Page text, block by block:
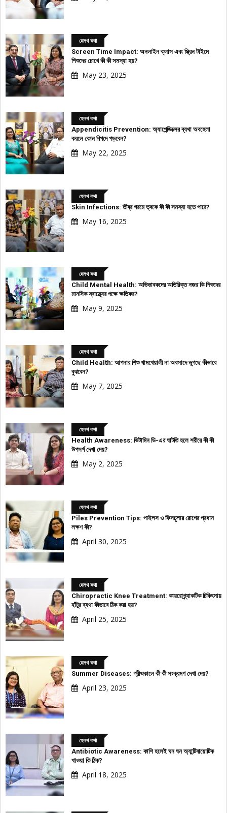
হেলথ কথা
Screen Time Impact: অনলাইন ক্লাস এবং স্ক্রিন টাইমে
শিশুদের চোখে কী কী সমস্যা হয়?
May 23, 2025
হেলথ কথা
Appendicitis Prevention: অ্যাপেন্ডিক্সের ব্যথা অবহেলা
করলে কোন বিপদে পড়বেন?
May 22, 2025
হেলথ কথা
Skin Infections: তীব্র গরমে ত্বকে কী কী সমস্যা হতে পারে?
May 16, 2025
হেলথ কথা
Child Mental Health: অভিভাবকদের অতিরিক্ত নজর কি শিশুদের
মানসিক স্বাস্থ্যের পক্ষে ক্ষতিকর?
May 9, 2025
হেলথ কথা
Child Health: আপনার শিশু খামখেয়ালী না অবসাদে ভুগছে কীভাবে
বুঝবেন?
May 7, 2025
হেলথ কথা
Health Awareness: ভিটামিন ডি-এর ঘাটতি হলে শরীরে কী কী
উপসর্গ দেখা দেয়?
May 2, 2025
হেলথ কথা
Piles Prevention Tips: পাইলস ও ফিসচুলার রোগের প্রধান
লক্ষণ কী?
April 30, 2025
হেলথ কথা
Chiropractic Knee Treatment: কায়রোপ্র্যাকটিক চিকিৎসায়
হাঁটুর ব্যথা কীভাবে ঠিক করা হয়?
April 25, 2025
হেলথ কথা
Summer Diseases: গ্রীষ্মকালে কী কী সংক্রমণ দেখা দেয়?
April 23, 2025
হেলথ কথা
Antibiotic Awareness: কাশি হলেই ঘন ঘন অ্যান্টিবায়োটিক
খাওয়া কি ঠিক?
April 18, 2025